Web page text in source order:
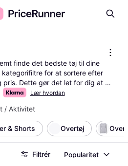
finde det bedste tøj til dine
for at sortere efter
Dette gør det let for dig at
Vi hjælper dig med at
for at få indsigt i
På denne måde kan du
uden besvær. Vores tjeneste gør
et stort udvalg af tøj, så du
Spar tid og penge ved at
dit næste køb af tøj.
Lær hvordan
/ Aktivitet
& Shorts Overtøj
Filtrér Popularitet